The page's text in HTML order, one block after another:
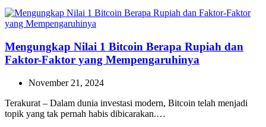
Mengungkap Nilai 1 Bitcoin Berapa Rupiah dan
Faktor-Faktor yang Mempengaruhinya
November 21, 2024
Terakurat – Dalam dunia investasi modern, Bitcoin telah menjadi
topik yang tak pernah habis dibicarakan.…